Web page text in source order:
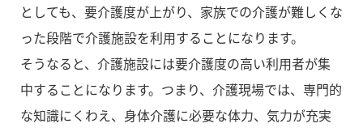
としても、要介護度が上がり、家族での介護が難しくな
った段階で介護施設を利用することになります。
そうなると、介護施設には要介護度の高い利用者が集
中することになります。つまり、介護現場では、専門的
な知識にくわえ、身体介護に必要な体力、気力が充実